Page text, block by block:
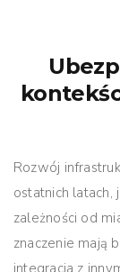
Rozwój
ostatnich latach,
zależności od
znaczenie mają
integracja z